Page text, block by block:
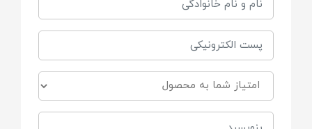
ضد نفخ
فاقد مواد مضر شیمیایی